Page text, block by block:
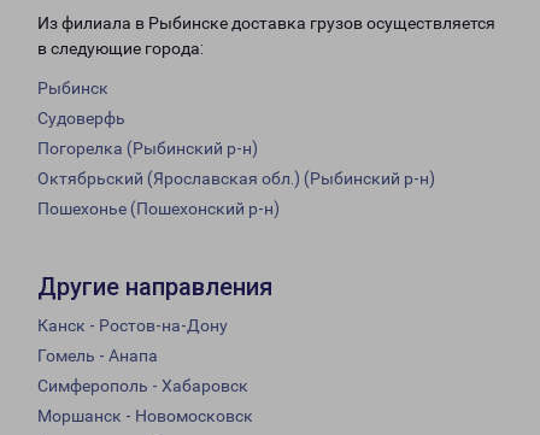
Из филиала в Рыбинске доставка грузов осуществляется
в следующие города:
Рыбинск
Судоверфь
Погорелка (Рыбинский р-н)
Октябрьский (Ярославская обл.) (Рыбинский р-н)
Пошехонье (Пошехонский р-н)
Другие направления
Канск - Ростов-на-Дону
Гомель - Анапа
Симферополь - Хабаровск
Моршанск - Новомосковск